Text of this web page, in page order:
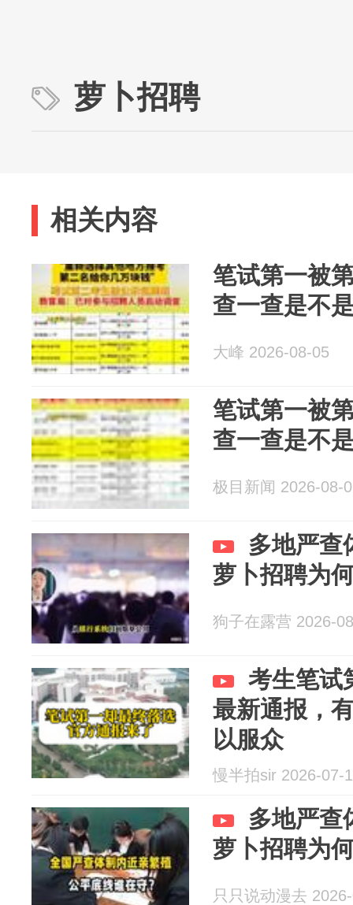
萝卜招聘
相关内容
笔试第一被
查一查是不
大峰 2026-08-05
笔试第一被
查一查是不
极目新闻 2026-08-
多地严查
萝卜招聘为
狗子在露营 2026-
考生笔试
最新通报，
以服众
慢半拍sir 2026-07-
多地严查
萝卜招聘为
只只说动漫去